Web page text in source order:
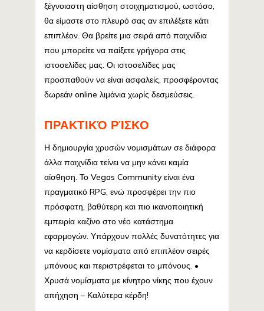
ξέγνοιαστη αίσθηση στοιχηματισμού, ωστόσο,
θα είμαστε στο πλευρό σας αν επιλέξετε κάτι
επιπλέον. Θα βρείτε μια σειρά από παιχνίδια
που μπορείτε να παίξετε γρήγορα στις
ιστοσελίδες μας. Οι ιστοσελίδες μας
προσπαθούν να είναι ασφαλείς, προσφέροντας
δωρεάν online λιμάνια χωρίς δεσμεύσεις.
ΠΡΑΚΤΙΚΌ ΡΊΣΚΟ
Η δημιουργία χρυσών νομισμάτων σε διάφορα
άλλα παιχνίδια τείνει να μην κάνει καμία
αίσθηση. Το Vegas Community είναι ένα
πραγματικό RPG, ενώ προσφέρει την πιο
πρόσφατη, βαθύτερη και πιο ικανοποιητική
εμπειρία καζίνο στο νέο κατάστημα
εφαρμογών. Υπάρχουν πολλές δυνατότητες για
να κερδίσετε νομίσματα από επιπλέον σειρές
μπόνους και περιστρέφεται το μπόνους. •
Χρυσά νομίσματα με κίνητρο νίκης που έχουν
απήχηση – Καλύτερα κέρδη!